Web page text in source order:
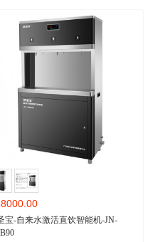
宝-自来水激活直饮智能机-JN-